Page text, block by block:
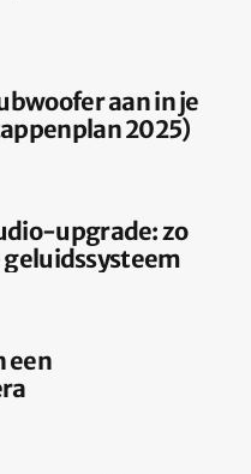
aan in je
2025)
upgrade: zo
geluidssysteem
een